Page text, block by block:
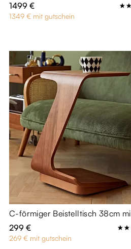
1499 €
1349 € mit gutschein
C-förmiger Beistelltisch 38cm
299 €
269 € mit gutschein